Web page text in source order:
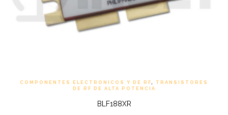
COMPONENTES ELECTRONICOS Y DE RF, TRANSISTORES
DE RF DE ALTA POTENCIA
BLF188XR